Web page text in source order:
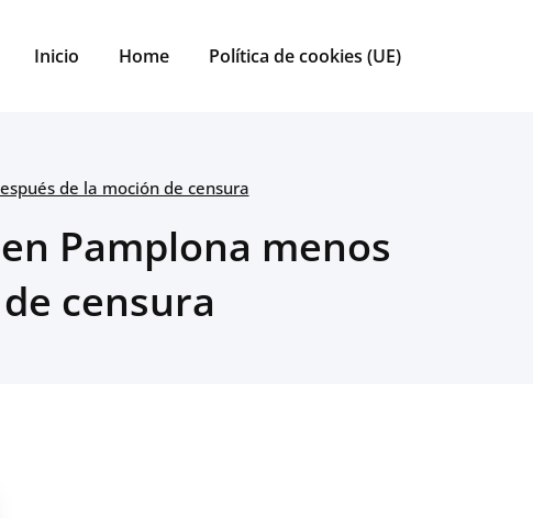
Inicio Home Política de cookies (UE)
de la moción de censura
Pamplona menos
censura